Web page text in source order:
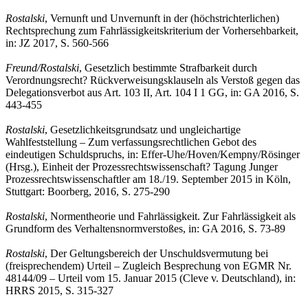
Rostalski, Vernunft und Unvernunft in der (höchstrichterlichen)
Rechtsprechung zum Fahrlässigkeitskriterium der Vorhersehbarkeit,
in: JZ 2017, S. 560-566
Freund/Rostalski, Gesetzlich bestimmte Strafbarkeit durch
Verordnungsrecht? Rückverweisungsklauseln als Verstoß gegen das
Delegationsverbot aus Art. 103 II, Art. 104 I 1 GG, in: GA 2016, S.
443-455
Rostalski, Gesetzlichkeitsgrundsatz und ungleichartige
Wahlfeststellung – Zum verfassungsrechtlichen Gebot des
eindeutigen Schuldspruchs, in: Effer-Uhe/Hoven/Kempny/Rösinger
(Hrsg.), Einheit der Prozessrechtswissenschaft? Tagung Junger
Prozessrechtswissenschaftler am 18./19. September 2015 in Köln,
Stuttgart: Boorberg, 2016, S. 275-290
Rostalski, Normentheorie und Fahrlässigkeit. Zur Fahrlässigkeit als
Grundform des Verhaltensnormverstoßes, in: GA 2016, S. 73-89
Rostalski, Der Geltungsbereich der Unschuldsvermutung bei
(freisprechendem) Urteil – Zugleich Besprechung von EGMR Nr.
48144/09 – Urteil vom 15. Januar 2015 (Cleve v. Deutschland), in:
HRRS 2015, S. 315-327